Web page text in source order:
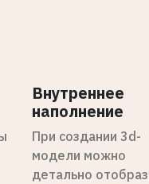
Внутреннее
наполнение
При создании 3d-
модели можно
детально